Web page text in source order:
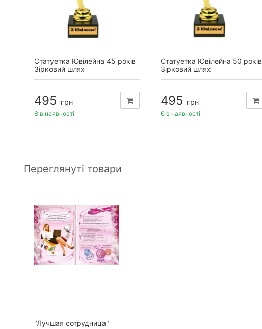
Статуетка Ювілейна 45 років
Зірковий шлях
495 грн
Є в наявності
Статуетка Ювілейна 50 років
Зірковий шлях
495 грн
Є в наявності
Переглянуті товари
"Лучшая сотрудница"